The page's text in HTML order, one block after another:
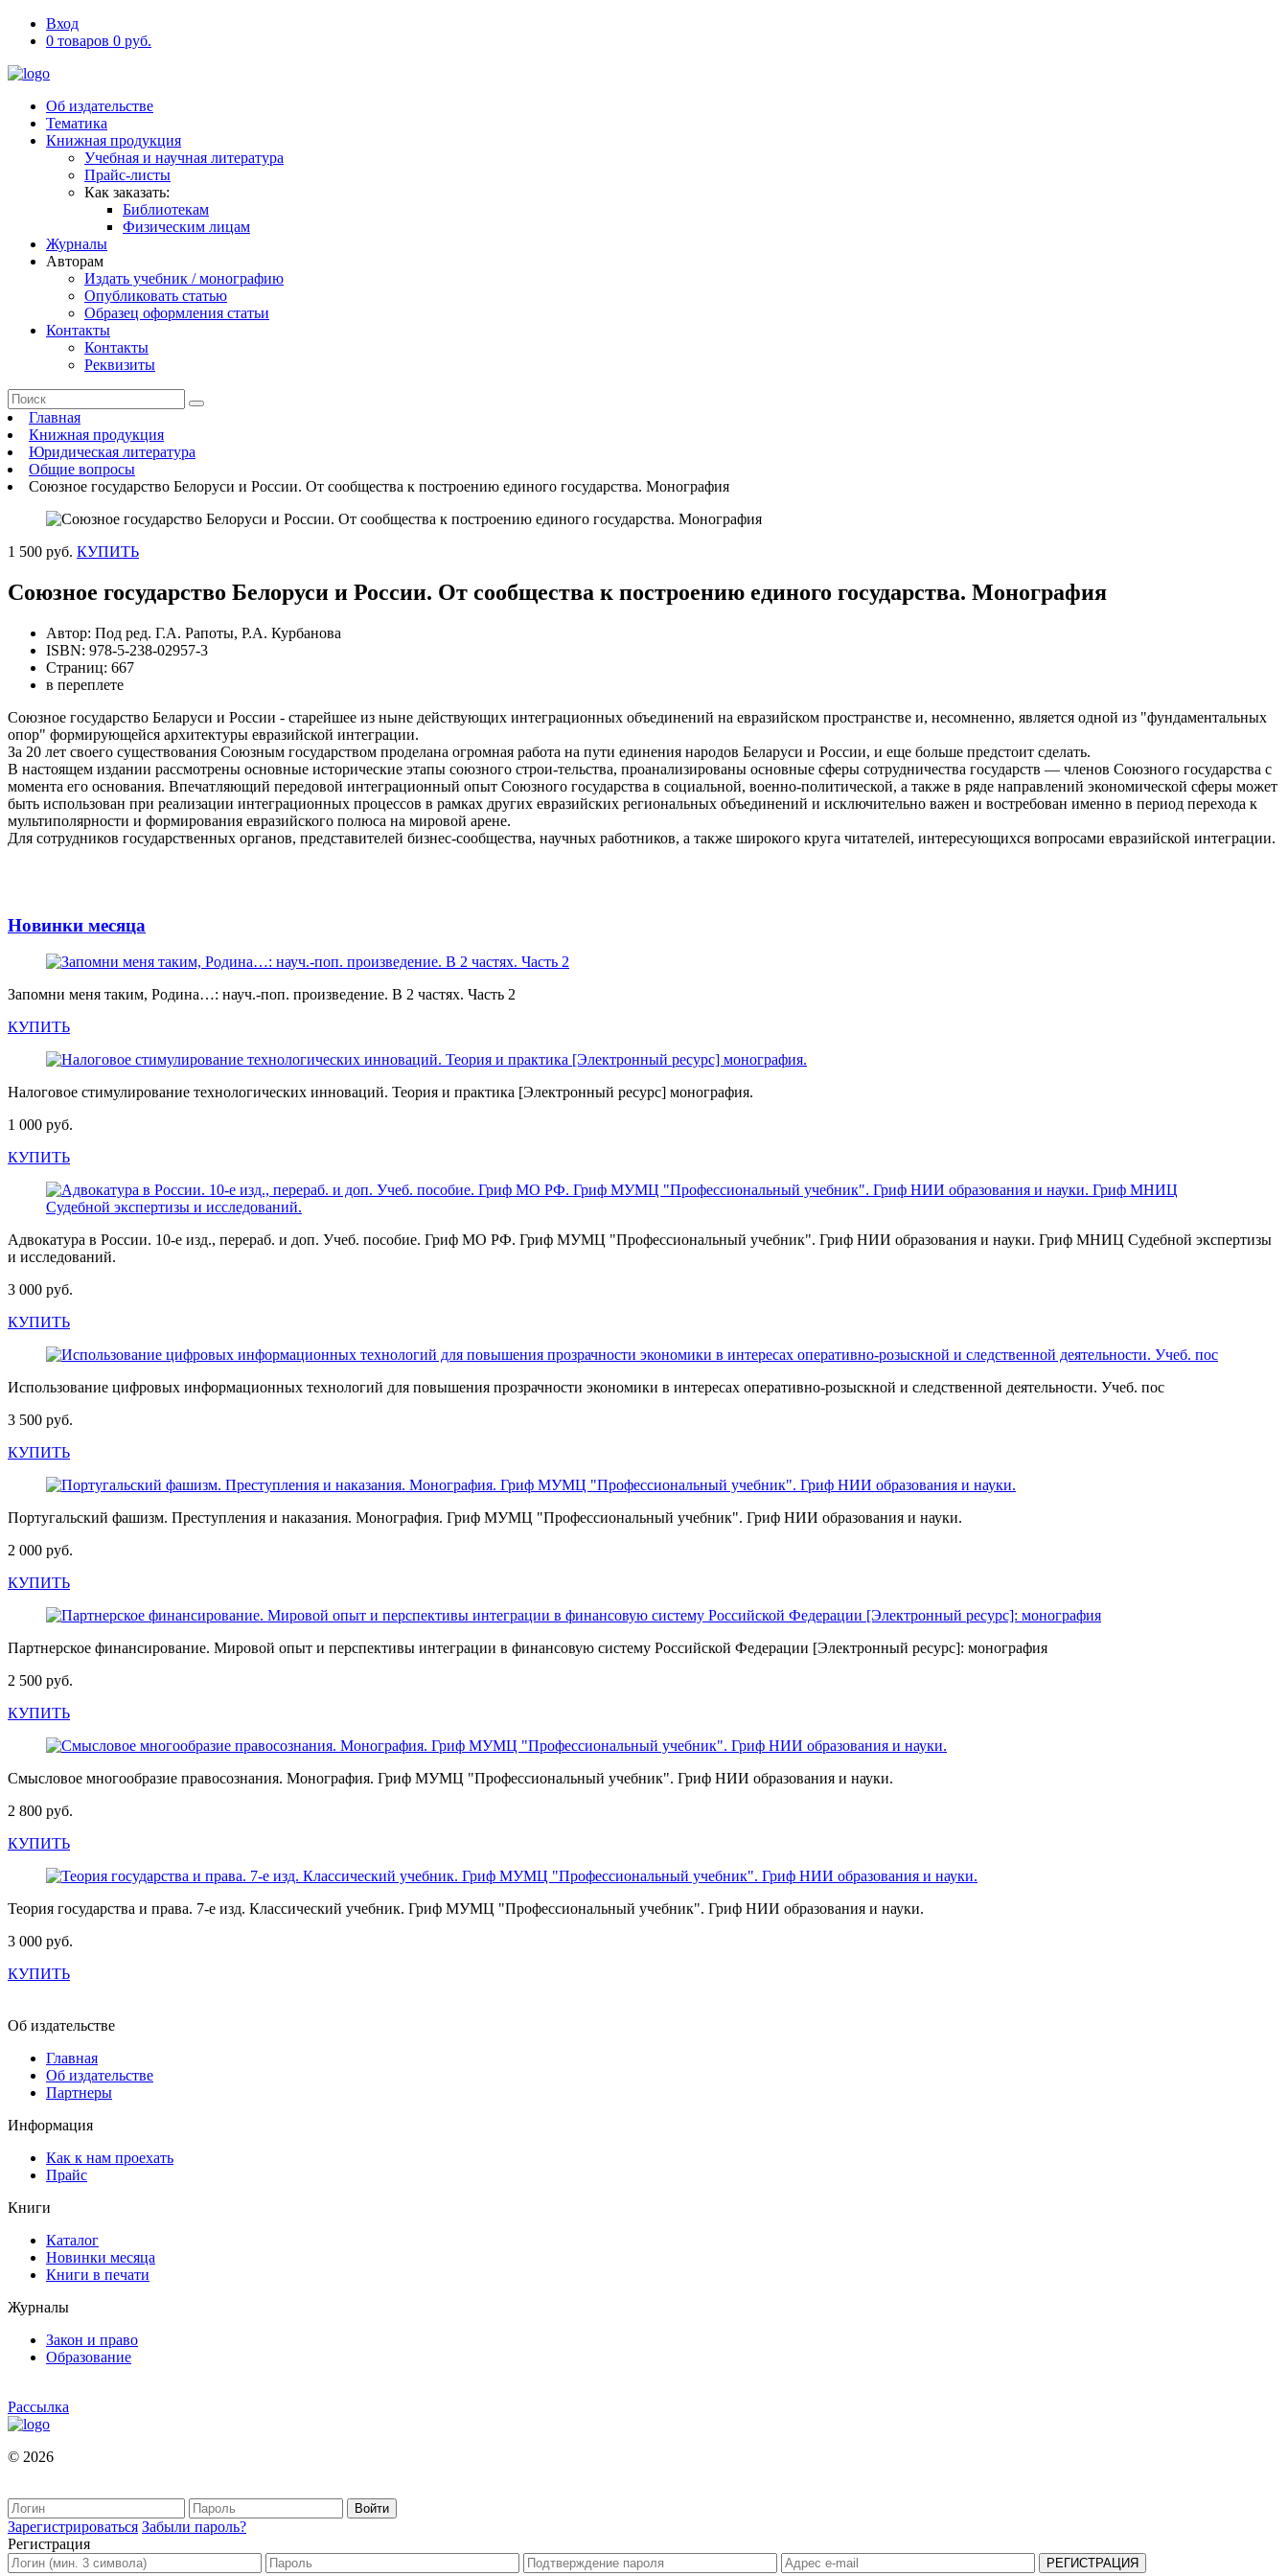
Вход
0 товаров 0 руб.
Об издательстве
Тематика
Книжная продукция
Учебная и научная литература
Прайс-листы
Как заказать:
Библиотекам
Физическим лицам
Журналы
Авторам
Издать учебник / монографию
Опубликовать статью
Образец оформления статьи
Контакты
Контакты
Реквизиты
Главная
Книжная продукция
Юридическая литература
Общие вопросы
Союзное государство Белоруси и России. От сообщества к построению единого государства. Монография
1 500 руб. КУПИТЬ
Союзное государство Белоруси и России. От сообщества к построению единого государства. Монография
Автор: Под ред. Г.А. Рапоты, Р.А. Курбанова
ISBN: 978-5-238-02957-3
Страниц: 667
в переплете
Союзное государство Беларуси и России - старейшее из ныне действующих интеграционных объединений на евразийском пространстве и, несомненно, является одной из "фундаментальных
опор" формирующейся архитектуры евразийской интеграции.
За 20 лет своего существования Союзным государством проделана огромная работа на пути единения народов Беларуси и России, и еще больше предстоит сделать.
В настоящем издании рассмотрены основные исторические этапы союзного строи-тельства, проанализированы основные сферы сотрудничества государств — членов Союзного государства с
момента его основания. Впечатляющий передовой интеграционный опыт Союзного государства в социальной, военно-политической, а также в ряде направлений экономической сферы может
быть использован при реализации интеграционных процессов в рамках других евразийских региональных объединений и исключительно важен и востребован именно в период перехода к
мультиполярности и формирования евразийского полюса на мировой арене.
Для сотрудников государственных органов, представителей бизнес-сообщества, научных работников, а также широкого круга читателей, интересующихся вопросами евразийской интеграции.
Новинки месяца
Запомни меня таким, Родина…: науч.-поп. произведение. В 2 частях. Часть 2
КУПИТЬ
Налоговое стимулирование технологических инноваций. Теория и практика [Электронный ресурс] монография.
1 000 руб.
КУПИТЬ
Адвокатура в России. 10-е изд., перераб. и доп. Учеб. пособие. Гриф МО РФ. Гриф МУМЦ "Профессиональный учебник". Гриф НИИ образования и науки. Гриф МНИЦ Судебной экспертизы
и исследований.
3 000 руб.
КУПИТЬ
Использование цифровых информационных технологий для повышения прозрачности экономики в интересах оперативно-розыскной и следственной деятельности. Учеб. пос
3 500 руб.
КУПИТЬ
Португальский фашизм. Преступления и наказания. Монография. Гриф МУМЦ "Профессиональный учебник". Гриф НИИ образования и науки.
2 000 руб.
КУПИТЬ
Партнерское финансирование. Мировой опыт и перспективы интеграции в финансовую систему Российской Федерации [Электронный ресурс]: монография
2 500 руб.
КУПИТЬ
Смысловое многообразие правосознания. Монография. Гриф МУМЦ "Профессиональный учебник". Гриф НИИ образования и науки.
2 800 руб.
КУПИТЬ
Теория государства и права. 7-е изд. Классический учебник. Гриф МУМЦ "Профессиональный учебник". Гриф НИИ образования и науки.
3 000 руб.
КУПИТЬ
Об издательстве
Главная
Об издательстве
Партнеры
Информация
Как к нам проехать
Прайс
Книги
Каталог
Новинки месяца
Книги в печати
Журналы
Закон и право
Образование
Рассылка
© 2026
Зарегистрироваться Забыли пароль?
Регистрация